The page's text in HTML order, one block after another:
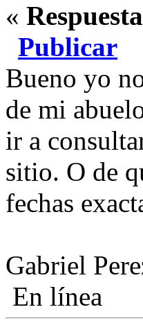
«
Publicar
Bueno yo
de mi
ir a
sitio. O de
fechas
Gabriel
En línea